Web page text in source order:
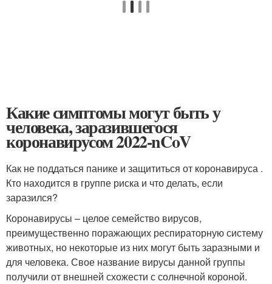
Какие симптомы могут быть у
человека, заразившегося
коронавирусом 2022-nCoV
Как не поддаться панике и защититься от коронавируса .
Кто находится в группе риска и что делать, если
заразился?
Коронавирусы – целое семейство вирусов,
преимущественно поражающих респираторную систему
животных, но некоторые из них могут быть заразными и
для человека. Свое название вирусы данной группы
получили от внешней схожести с солнечной короной.